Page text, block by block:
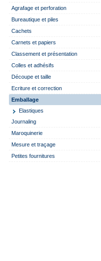
Agrafage et perforation
Bureautique et piles
Cachets
Carnets et papiers
Classement et présentation
Colles et adhésifs
Découpe et taille
Ecriture et correction
Emballage
Elastiques
Journaling
Maroquinerie
Mesure et traçage
Petites fournitures